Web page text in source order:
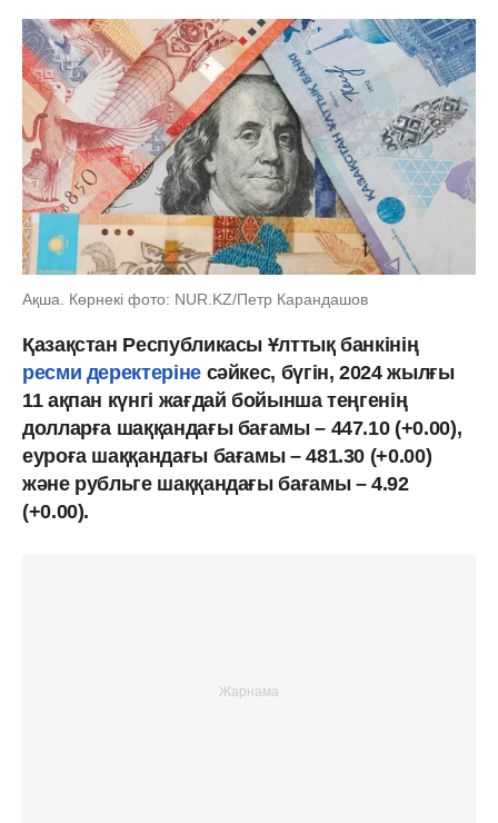
Ақша. Көрнекі фото: NUR.KZ/Петр Карандашов
Қазақстан Республикасы Ұлттық банкінің
ресми деректерінесәйкес, бүгін, 2024 жылғы
11 ақпан күнгі жағдай бойынша теңгенің
долларға шаққандағы бағамы – 447.10 (+0.00),
еуроға шаққандағы бағамы – 481.30 (+0.00)
және рубльге шаққандағы бағамы – 4.92
(+0.00).